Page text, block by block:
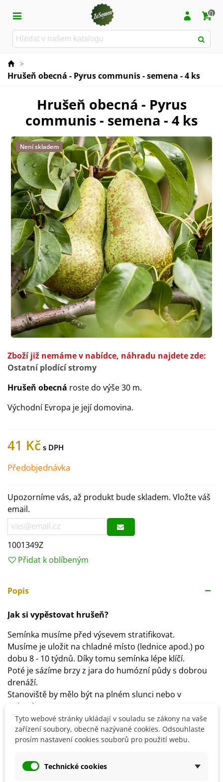
0
>
Hrušeň obecná - Pyrus communis - semena - 4 ks
Hrušeň obecná - Pyrus
communis - semena - 4 ks
Není skladem
Zboží již nemáme v nabídce, náhradu najdete zde:
Ostatní plodící stromy
Hrušeň obecná roste do výše 30 m.
Východní Evropa je její domovina.
41 Kč
Předobjednávka
Upozorníme vás, až produkt bude skladem. Vložte váš
email.
1001349Z
Přidat k oblíbeným
Popis
Jak si vypěstovat hrušeň?
Semínka musíme před výsevem stratifikovat.
Musíme je uložit na chladné místo (lednice apod.) po
dobu 8 - 10 týdnů. Díky tomu semínka lépe klíčí.
Poté je sázíme brzy z jara do humózní půdy s dobrou
drenáží.
Stanoviště by mělo být na plném slunci nebo v
polostínu.
Klíčení trvá déle.
Půda by měla být středně těžká, výživná s pravidelnou
zálivkou.
Tyto webové stránky ukládají v souladu se zákony na vaše
zařízení soubory, obecně nazývané cookies. Odsouhlaste
prosím nastavení cookies souborů pro použití webu.
Technické cookies